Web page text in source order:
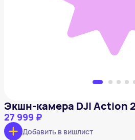
Экшн-камера DJI Action
27 999 ₽
Добавить в вишлист